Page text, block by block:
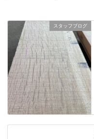
スタッフブログ